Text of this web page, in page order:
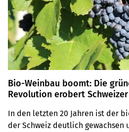
Bio-Weinbau boomt: Die
Revolution erobert
In den letzten 20 Jahren ist der
der Schweiz deutlich gewachsen